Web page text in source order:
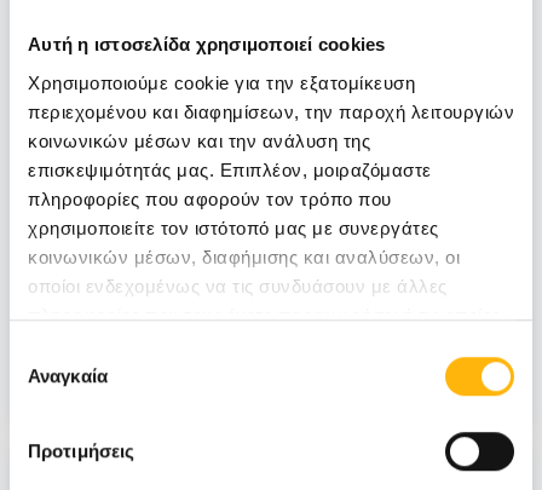
Αυτή η ιστοσελίδα χρησιμοποιεί cookies
Χρησιμοποιούμε cookie για την εξατομίκευση
περιεχομένου και διαφημίσεων, την παροχή λειτουργιών
κοινωνικών μέσων και την ανάλυση της
επισκεψιμότητάς μας. Επιπλέον, μοιραζόμαστε
πληροφορίες που αφορούν τον τρόπο που
χρησιμοποιείτε τον ιστότοπό μας με συνεργάτες
κοινωνικών μέσων, διαφήμισης και αναλύσεων, οι
οποίοι ενδεχομένως να τις συνδυάσουν με άλλες
πληροφορίες που τους έχετε παραχωρήσει ή τις οποίες
των υπηρεσιών τους.
συγκατάθεσης
Αναγκαία
Προτιμήσεις
ΙΑΣΩ & ΙΑΣΩ ΠΑΊΔΩΝ
25/02/2021
Μωρό στο αυτοκίνητο. Πώς να
τοποθετήσετε & να στερεώσετε
σωστά το µωρό
ΜΑΙΕΥΤΙΚΗ - ΓΥΝΑΙΚΟΛΟΓΙΚΗ ΠΑΙΔΙΑΤΡΙΚΗ